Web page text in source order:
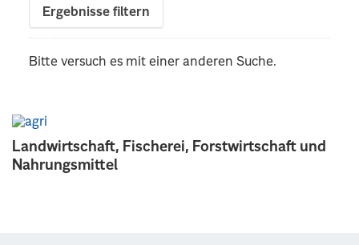
Landwirtschaft, Fischerei, Forstwirtschaft und
Nahrungsmittel
Ergebnisse filtern
Bitte versuch es mit einer anderen Suche.